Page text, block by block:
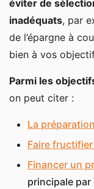
éviter de
inadéquats, par
de l’épargne à
bien à vos
Parmi les
on peut citer :
La
Faire
Financer un
principale par